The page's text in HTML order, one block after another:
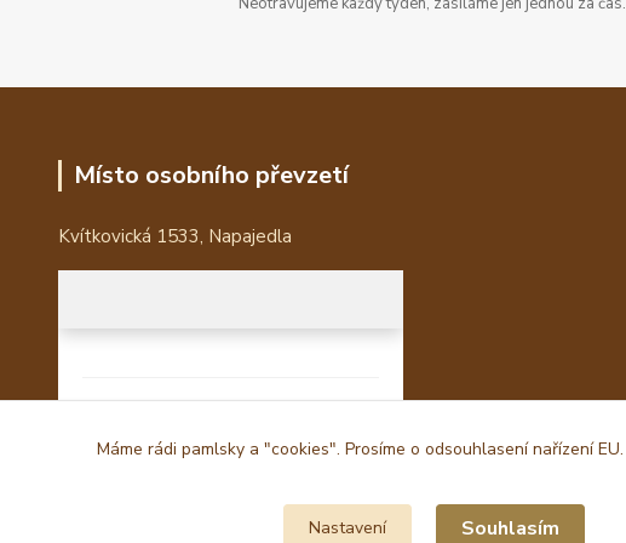
Místo osobního převzetí
Kvítkovická 1533, Napajedla
Máme rádi pamlsky a "cookies". Prosíme o odsouhlasení nařízení EU.
Nastavení Souhlasím